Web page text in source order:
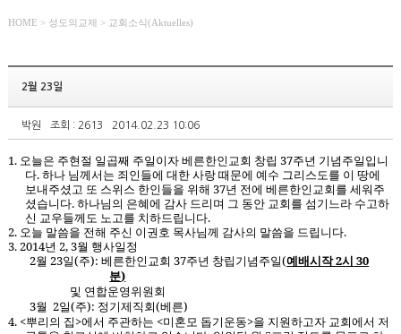
HOME > 성도의교제 > 교회소식(Aktuelles)
2월 23일
박원 조회 : 2613 2014.02.23 10:06
1. 오늘은 주현절 일곱째 주일이자 베른한인교회 창립 37주년 기념주일입니
다.하나 님께서는 죄인들에 대한 사랑 때문에 예수 그리스도를 이 땅에
보내주셨고 또 스위스 한인들을 위해 37년 전에 베른한인교회를 세워주
셨습니다.하나님의 은혜에 감사 드리며 그 동안 교회를 섬기느라 수고하
신 교우들께도 노고를 치하드립니다.
2. 오늘 말씀을 전해 주신 이권호 목사님께 감사의 말씀을 드립니다.
3. 2014년 2, 3월 행사일정
2월 23일(주):베른한인교회 37주년 창립기념주일(예배시작2시 30
분)
및 연합운영위원회
3월 2일(주): 정기제직회(베른)
4. <뿌리의 집>에서 주관하는 <미혼모 돕기운동>을 지원하고자 교회에서 저